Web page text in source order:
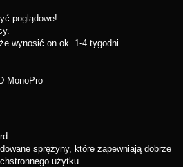
poglądowe!
wynosić on ok. 1-4 tygodni
MonoPro
sprężyny, które zapewniają dobrze
użytku.